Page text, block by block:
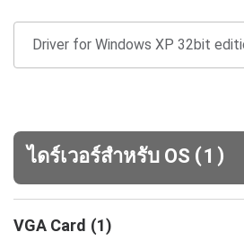
ไดร์เวอร์สำหรับ OS (1 )
VGA Card (1)